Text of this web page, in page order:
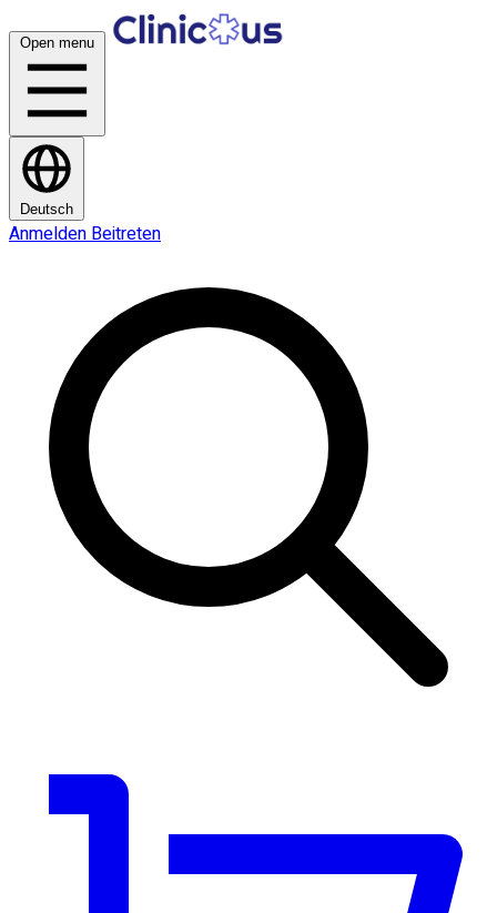
Open menu
Deutsch
AnmeldenBeitreten